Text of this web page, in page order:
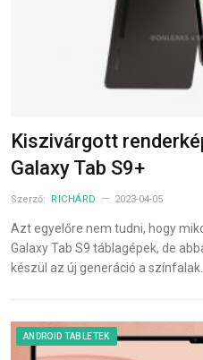
Kiszivárgott
Galaxy Tab S9+
Szerző: RICHÁRD 2023-04-05
Azt egyelőre nem tudni, hogy
Galaxy Tab S9 táblagépek, de
készül az új generáció a színfalak…
ANDROID TABLETEK